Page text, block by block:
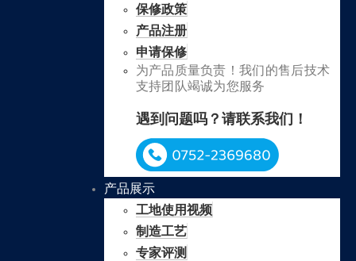
保修政策
产品注册
申请保修
为产品质量负责！我们的售后技术
支持团队竭诚为您服务
遇到问题吗？请联系我们！
产品展示
工地使用视频
制造工艺
专家评测